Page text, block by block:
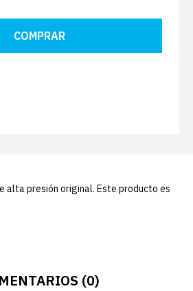
alta presión original. Este producto es
(0)